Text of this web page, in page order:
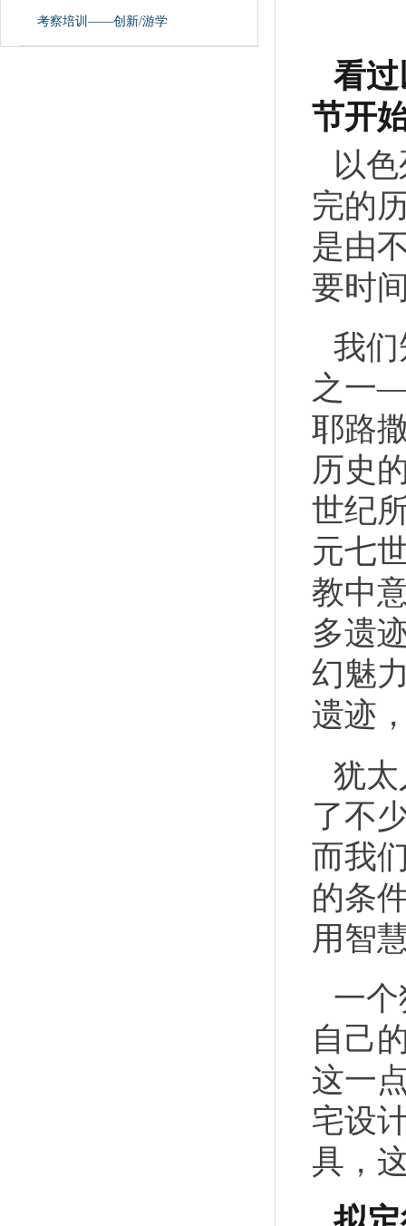
考察培训——创新/游学
看
节开
以
完的
是由
要时
我
之一
耶路
历史
世纪
元七
教中
多遗
幻魅
遗迹
犹
了不
而我
的条
用智
一
自己
这一
宅设
具，